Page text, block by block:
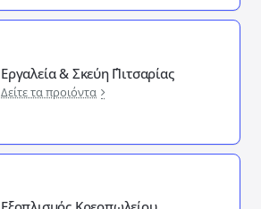
Εργαλεία & Σκεύη ΄Πιτσαρίας
Δείτε τα προιόντα